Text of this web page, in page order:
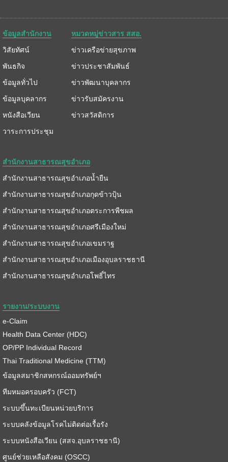
ข้อมูลสำนักงาน
วิสัยทัศน์
พันธกิจ
ข้อมูลทั่วไป
ข้อมูลบุคลากร
หนังสือเวียน
วาระการประชุม
หมวดหมู่ข่าวสาร สสอ.
ข่าวเครือข่ายสุขภาพ
ข่าวประชาสัมพันธ์
ข่าวพัฒนาบุคลากร
ข่าวรับสมัครงาน
ข่าวสวัสดิการ
สำนักงานสาธารณสุขอำเภอ
สำนักงานสาธารณสุขอำเภอน้ำยืน
สำนักงานสาธารณสุขอำเภอกุดข้าวปุ้น
สำนักงานสาธารณสุขอำเภอตระการพืชผล
สำนักงานสาธารณสุขอำเภอศรีเมืองใหม่
สำนักงานสาธารณสุขอำเภอเขมราฐ
สำนักงานสาธารณสุขอำเภอเมืองอุบลราชธานี
สำนักงานสาธารณสุขอำเภอโพธิ์ไทร
รายงาน/ระบบงาน
e-Claim
Health Data Center (HDC)
OP/PP Individual Record
Thai Traditional Medicine (TTM)
ข้อมูลสมาชิกสหกรณ์ออมทรัพย์ฯ
ทีมหมอครอบครัว (FCT)
ระบบขึ้นทะเบียนหน่วยบริการ
ระบบคลังข้อมูลโรคไม่ติดต่อเรื้อรัง
ระบบหนังสือเวียน (สสจ.อุบลราชธานี)
ศูนย์ช่วยเหลือสังคม (OSCC)